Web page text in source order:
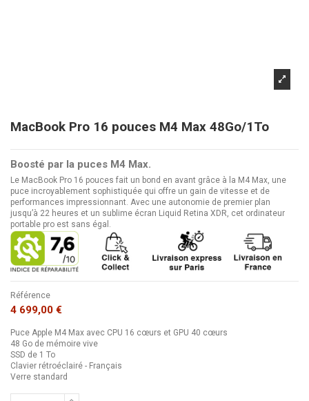
MacBook Pro 16 pouces M4 Max 48Go/1To
Boosté par la puces M4 Max.
Le MacBook Pro 16 pouces fait un bond en avant grâce à la M4 Max, une
puce incroyablement sophistiquée qui offre un gain de vitesse et de
performances impressionnant. Avec une autonomie de premier plan
jusqu’à 22 heures et un sublime écran Liquid Retina XDR, cet ordinateur
portable pro est sans égal.
Référence
4 699,00 €
Puce Apple M4 Max avec CPU 16 cœurs et GPU 40 cœurs
48 Go de mémoire vive
SSD de 1 To
Clavier rétroéclairé - Français
Verre standard